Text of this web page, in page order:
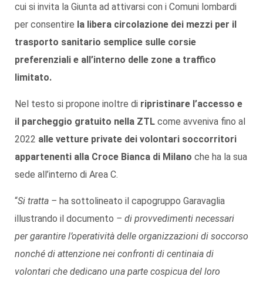
cui si invita la Giunta ad attivarsi con i Comuni lombardi
per consentire la libera circolazione dei mezzi per il
trasporto sanitario semplice sulle corsie
preferenziali e all’interno delle zone a traffico
limitato.
Nel testo si propone inoltre di ripristinare l’accesso e
il parcheggio gratuito nella ZTL come avveniva fino al
2022 alle vetture private dei volontari soccorritori
appartenenti alla Croce Bianca di Milano che ha la sua
sede all’interno di Area C.
“Si tratta – ha sottolineato il capogruppo Garavaglia
illustrando il documento – di provvedimenti necessari
per garantire l’operatività delle organizzazioni di soccorso
nonché di attenzione nei confronti di centinaia di
volontari che dedicano una parte cospicua del loro